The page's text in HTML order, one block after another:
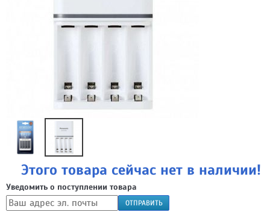
Этого товара сейчас нет в наличии!
Уведомить о поступлении товара
ОТПРАВИТЬ